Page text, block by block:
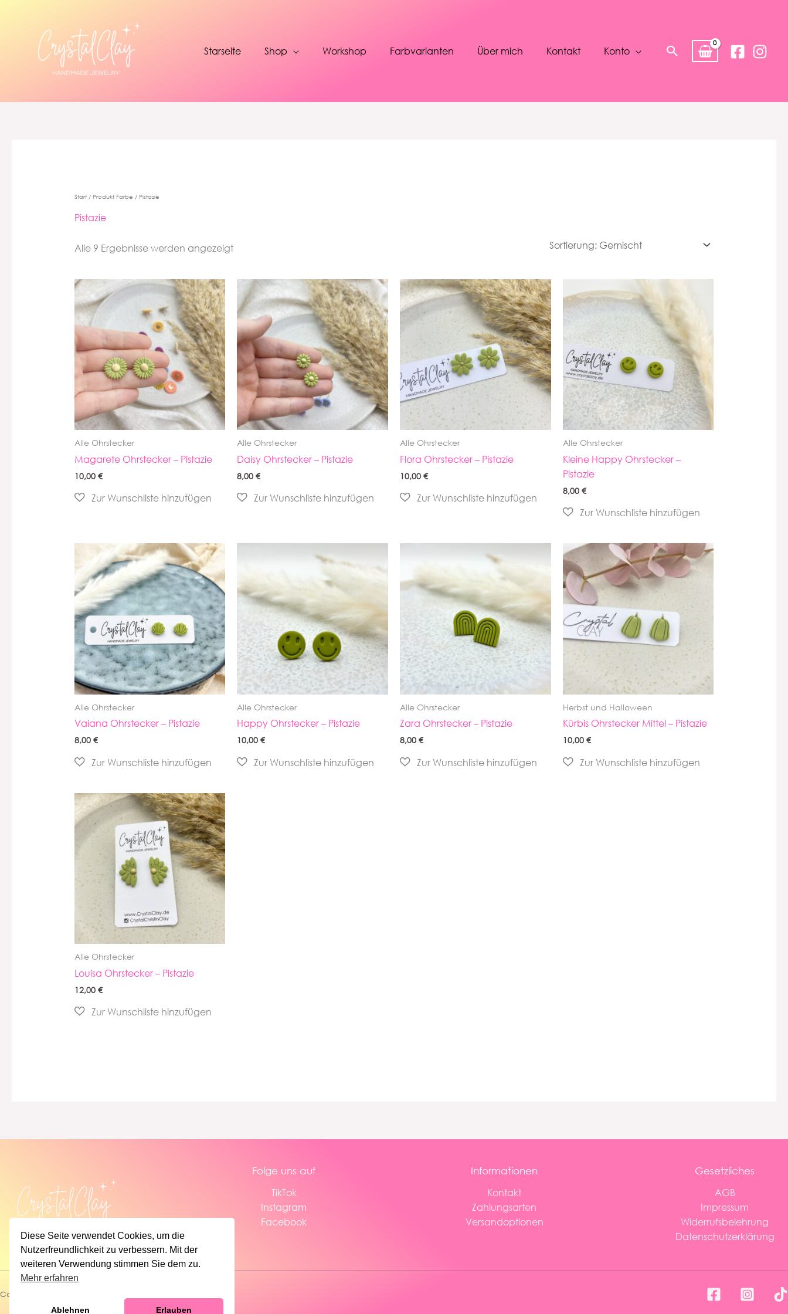
Starseite
Shop Workshop Farbvarianten Über mich Kontakt Konto Suchen
Start/ Produkt Farbe / Pistazie
Pistazie
Alle 9 Ergebnisse werden angezeigt
Alle Ohrstecker
Magarete Ohrstecker – Pistazie
10,00 €
Alle Ohrstecker
Daisy Ohrstecker – Pistazie
8,00€
Alle Ohrstecker
Flora Ohrstecker – Pistazie
10,00 €
Alle Ohrstecker
Kleine Happy Ohrstecker –
Pistazie
8,00 €
Alle Ohrstecker
Vaiana Ohrstecker – Pistazie
8,00 €
Alle Ohrstecker
Happy Ohrstecker – Pistazie
10,00€
Alle Ohrstecker
Zara Ohrstecker – Pistazie
8,00 €
Herbst und Halloween
Kürbis Ohrstecker Mittel – Pistazie
10,00 €
Alle Ohrstecker
Louisa Ohrstecker – Pistazie
12,00 €
Folge uns auf
TikTok
Instagram
Facebook
Informationen
Kontakt
Zahlungsarten
Versandoptionen
Gesetzliches
AGB
Impressum
Widerrufsbelehrung
Datenschutzerklärung
Copyright © 2026 | CrystalClay
Diese Seite verwendet Cookies, um die
Nutzerfreundlichkeit zu verbessern. Mit der
weiteren Verwendung stimmen Sie dem zu.
Mehr erfahren
Ablehnen Erlauben